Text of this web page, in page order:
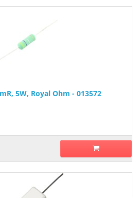
5W, Royal Ohm - 013572